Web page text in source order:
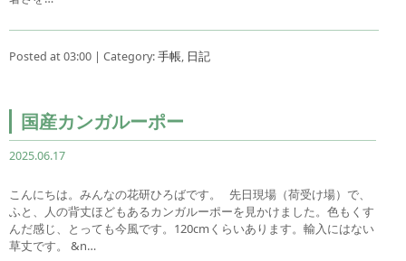
Posted at 03:00 | Category:手帳, 日記
国産カンガルーポー
2025.06.17
こんにちは。みんなの花研ひろばです。 先日現場（荷受け場）で、
ふと、人の背丈ほどもあるカンガルーポーを見かけました。色もくす
んだ感じ、とっても今風です。120cmくらいあります。輸入にはない
草丈です。 &n…